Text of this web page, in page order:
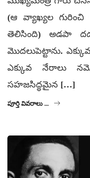
(ఆ వ్యాఖ్యల
తెలిసింది) అడపా
మొదలుపెట్టాను.
ఎక్కువ నేరాలు
సహజసిద్ధమైన […]
పూర్తి వివరాలు ...